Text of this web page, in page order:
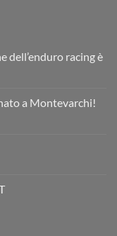
dell’enduro racing è
a Montevarchi!